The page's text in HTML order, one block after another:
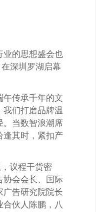
业的思想盛会也
在深圳罗湖启幕
午传承千年的文
我们打磨品牌温
。当数智浪潮席
逢其时，紧扣产
议程干货密
协会会长、国际
广告研究院院长
伙人陈鹏，八